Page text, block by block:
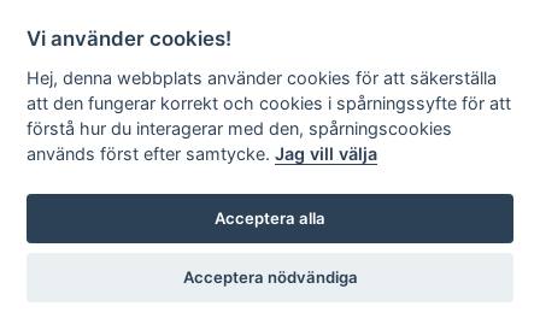
Sök
Vi använder cookies!
Hej, denna webbplats använder cookies för att säkerställa
att den fungerar korrekt och cookies i spårningssyfte för att
förstå hur du interagerar med den, spårningscookies
används först efter samtycke.Jag vill välja
Acceptera alla
Acceptera nödvändiga